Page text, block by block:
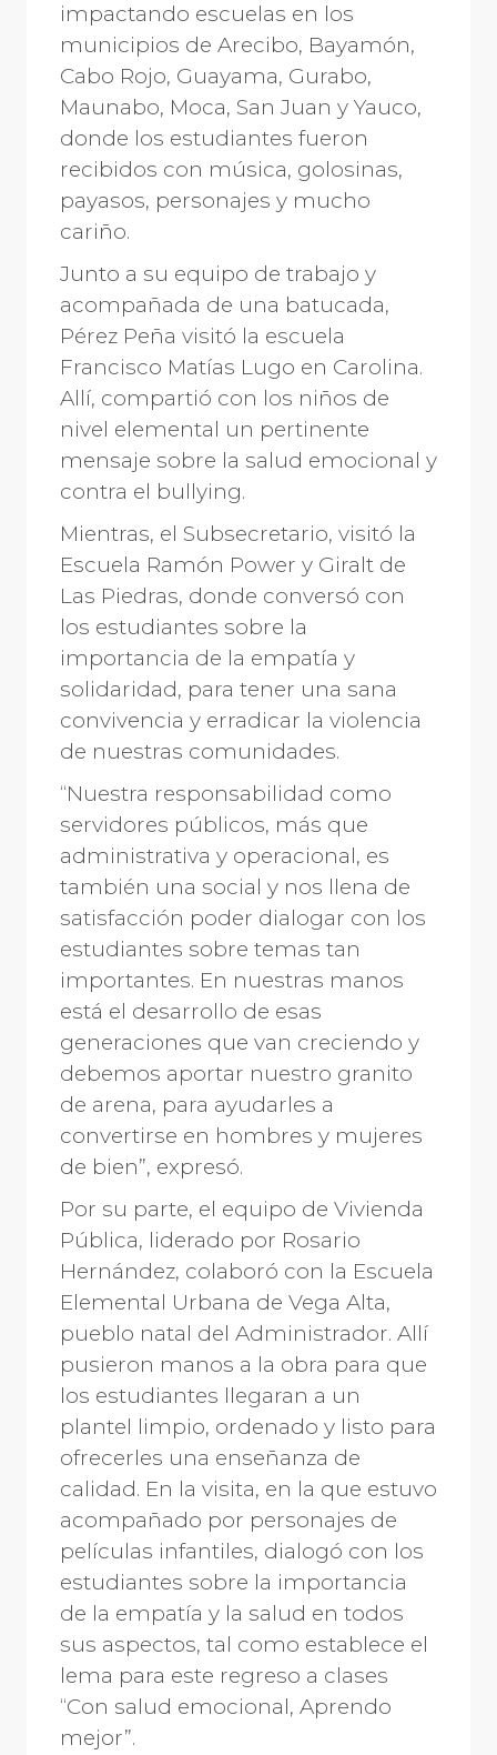
impactando escuelas en los
municipios de Arecibo, Bayamón,
Cabo Rojo, Guayama, Gurabo,
Maunabo, Moca, San Juan y Yauco,
donde los estudiantes fueron
recibidos con música, golosinas,
payasos, personajes y mucho
cariño.
Junto a su equipo de trabajo y
acompañada de una batucada,
Pérez Peña visitó la escuela
Francisco Matías Lugo en Carolina.
Allí, compartió con los niños de
nivel elemental un pertinente
mensaje sobre la salud emocional y
contra el bullying.
Mientras, el Subsecretario, visitó la
Escuela Ramón Power y Giralt de
Las Piedras, donde conversó con
los estudiantes sobre la
importancia de la empatía y
solidaridad, para tener una sana
convivencia y erradicar la violencia
de nuestras comunidades.
“Nuestra responsabilidad como
servidores públicos, más que
administrativa y operacional, es
también una social y nos llena de
satisfacción poder dialogar con los
estudiantes sobre temas tan
importantes. En nuestras manos
está el desarrollo de esas
generaciones que van creciendo y
debemos aportar nuestro granito
de arena, para ayudarles a
convertirse en hombres y mujeres
de bien”, expresó.
Por su parte, el equipo de Vivienda
Pública, liderado por Rosario
Hernández, colaboró con la Escuela
Elemental Urbana de Vega Alta,
pueblo natal del Administrador. Allí
pusieron manos a la obra para que
los estudiantes llegaran a un
plantel limpio, ordenado y listo para
ofrecerles una enseñanza de
calidad. En la visita, en la que estuvo
acompañado por personajes de
películas infantiles, dialogó con los
estudiantes sobre la importancia
de la empatía y la salud en todos
sus aspectos, tal como establece el
lema para este regreso a clases
“Con salud emocional, Aprendo
mejor”.